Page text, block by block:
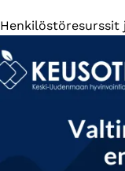
Henkilöstöresurssit